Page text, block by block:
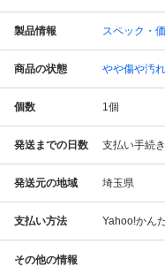
製品情報 スペック・
商品の状態 やや傷や汚
個数 1個
発送までの日数 支払い手続
発送元の地域 埼玉県
支払い方法 Yahoo!かん
その他の情報